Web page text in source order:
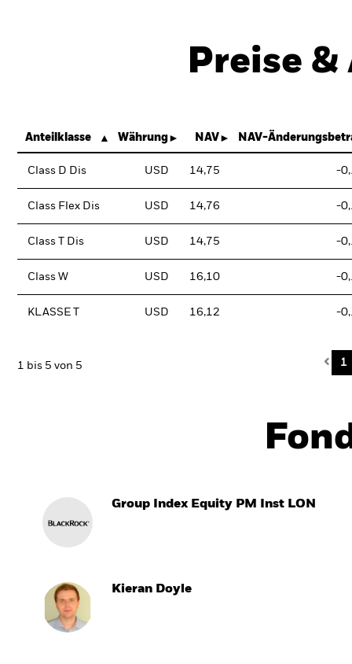
Preise
Anteilklasse Währung NAV NAV-
Class D Dis USD 14,75 -
Class Flex Dis USD 14,76 -
Class T Dis USD 14,75 -
Class W USD 16,10 -
KLASSE T USD 16,12 -
1 bis 5 von 5 1
Group Index Equity PM Inst LON
Kieran Doyle